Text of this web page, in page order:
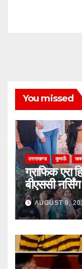
You missed
उत्तराखण्ड कुमाऊँ
ग्राफिक एरा
बीएससी
AUGUST 9,